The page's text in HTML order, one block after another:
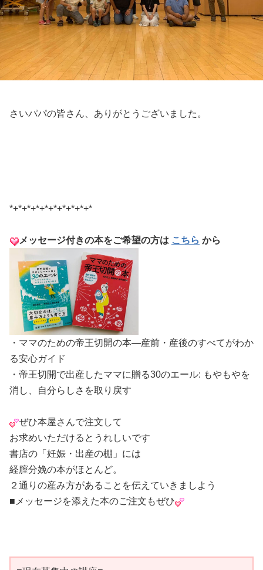
さいパパの皆さん、ありがとうございました。
*+*+*+*+*+*+*+*+*+*
メッセージ付きの本をご希望の方は こちら から
・ママのための帝王切開の本―産前・産後のすべてがわか
る安心ガイド
・帝王切開で出産したママに贈る30のエール: もやもやを
消し、自分らしさを取り戻す
ぜひ本屋さんで注文して
お求めいただけるとうれしいです
書店の「妊娠・出産の棚」には
経膣分娩の本がほとんど。
２通りの産み方があることを伝えていきましよう
■メッセージを添えた本のご注文もぜひ